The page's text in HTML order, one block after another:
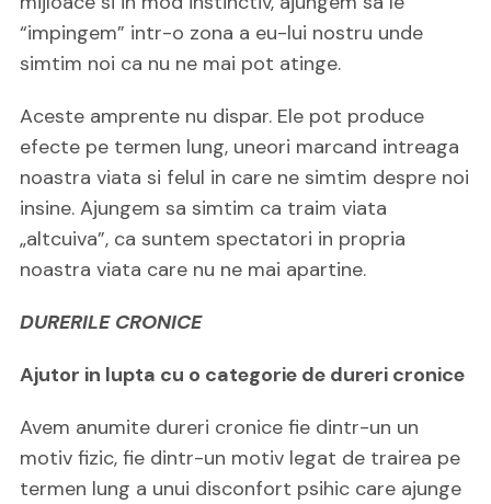
“impingem” intr-o zona a eu-lui nostru unde
simtim noi ca nu ne mai pot atinge.
Aceste amprente nu dispar. Ele pot produce
efecte pe termen lung, uneori marcand intreaga
noastra viata si felul in care ne simtim despre noi
insine. Ajungem sa simtim ca traim viata
„altcuiva”, ca suntem spectatori in propria
noastra viata care nu ne mai apartine.
DURERILE CRONICE
Ajutor in lupta cu o categorie de dureri cronice
Avem anumite dureri cronice fie dintr-un un
motiv fizic, fie dintr-un motiv legat de trairea pe
termen lung a unui disconfort psihic care ajunge